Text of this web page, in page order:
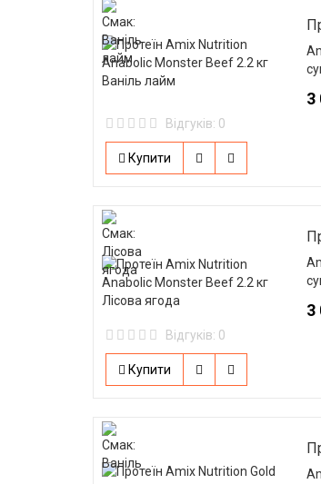
3
Відгуків: 0
Купити
3
Відгуків: 0
Купити